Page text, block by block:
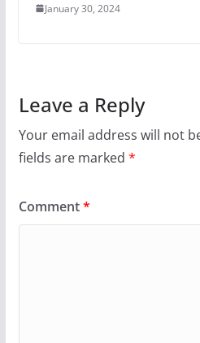
January 30, 2024
Leave a Reply
Your email address will not
fields are marked *
Comment*